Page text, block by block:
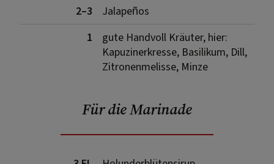
2–3
Jalapeños
1
gute Handvoll Kräuter, hier:
Kapuzinerkresse, Basilikum, Dill,
Zitronenmelisse, Minze
Für die Marinade